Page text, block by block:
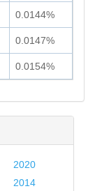
0.0144%
0.0147%
0.0154%
2020
2014